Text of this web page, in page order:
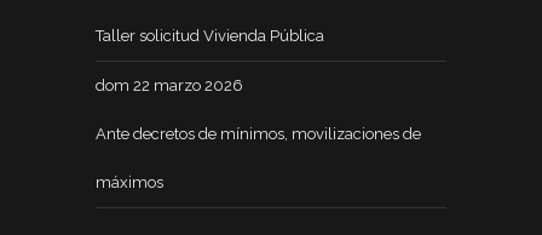
Taller solicitud Vivienda Pública
dom 22 marzo 2026
Ante decretos de mínimos, movilizaciones de
máximos